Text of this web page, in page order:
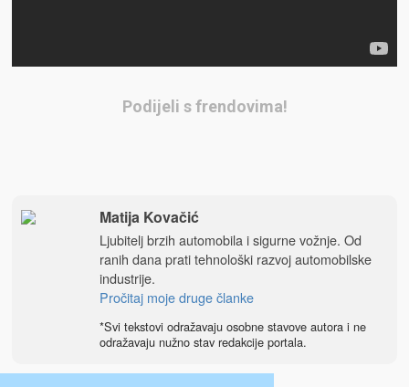
Podijeli s frendovima!
Matija Kovačić
Ljubitelj brzih automobila i sigurne vožnje. Od
ranih dana prati tehnološki razvoj automobilske
industrije.
Pročitaj moje druge članke
*Svi tekstovi odražavaju osobne stavove autora i ne
odražavaju nužno stav redakcije portala.